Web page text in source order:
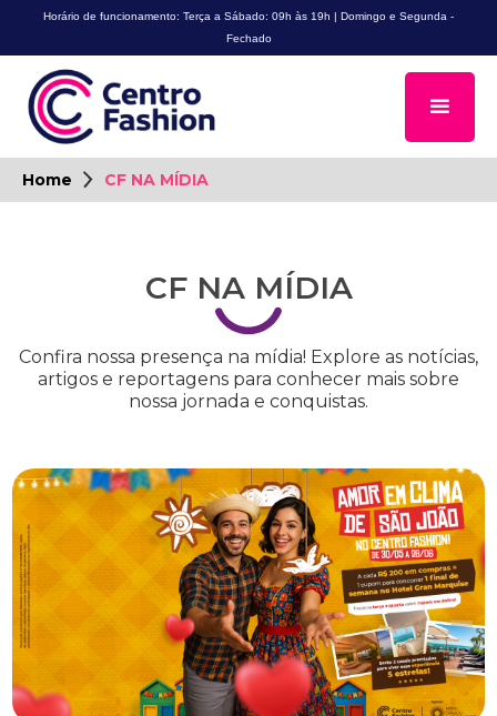
Horário de funcionamento: Terça a Sábado: 09h às 19h | Domingo e Segunda -
Fechado
Home CF NA MÍDIA
CF NA MÍDIA
Confira nossa presença na mídia! Explore as notícias,
artigos e reportagens para conhecer mais sobre
nossa jornada e conquistas.